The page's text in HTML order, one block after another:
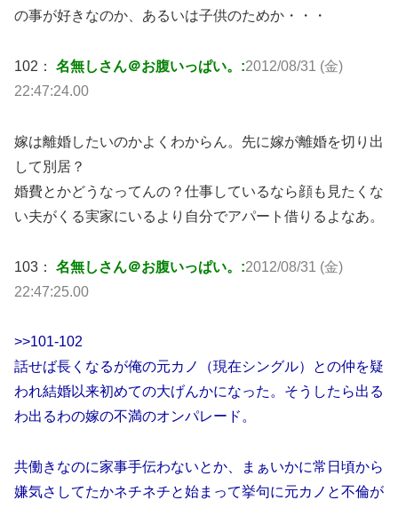
の事が好きなのか、あるいは子供のためか・・・
102： 名無しさん＠お腹いっぱい。:2012/08/31 (金)
22:47:24.00
嫁は離婚したいのかよくわからん。先に嫁が離婚を切り出
して別居？
婚費とかどうなってんの？仕事しているなら顔も見たくな
い夫がくる実家にいるより自分でアパート借りるよなあ。
103： 名無しさん＠お腹いっぱい。:2012/08/31 (金)
22:47:25.00
>>101-102
話せば長くなるが俺の元カノ（現在シングル）との仲を疑
われ結婚以来初めての大げんかになった。そうしたら出る
わ出るわの嫁の不満のオンパレード。
共働きなのに家事手伝わないとか、まぁいかに常日頃から
嫌気さしてたかネチネチと始まって挙句に元カノと不倫が